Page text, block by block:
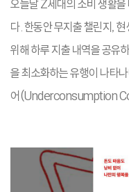
오늘날 Z세대의 소비 생활
다. 한동안 무지출 챌린지,
위해 하루 지출 내역을 공유
을 최소화하는 유행이 나타
어(Underconsumption